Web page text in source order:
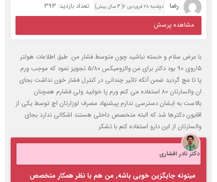
رضا دوشنبه ۲۸ فروردین ۲( 3 سال پیش)
تعداد بازدید: 393
مشاهده پرسش
با عرض سلام و خسته نباشيد چون متوسط فشار من. طبق اطلاعات هولتر
١٥روي ٩٠ بود دكتر براي من والزوميكس ٥/٨٠ تجويز نمود كه موجب ورم
پا تا مچ گرديد ضمن آنكه تاثير چنداني در كنترل فشار خون نداشت بجاي
ان والسارتان ٨٠ استفاده مي كنم ورم پا خوابيد ولي فشارم همچنان
بالاست به ايشان دسترسي ندارم پيشنهاد مصرف لوزارتان اچ توسط يكي از
اقايون دكترها شد كه البته متخصص داخلي هستند اشكالي ندارد بجاي
والسارتان از اين دارو استفاده كنم با تشكر
دکتر نادر افشاری
میتونه جایگزین خوبی باشه, من هم با نظر همکار متخصص